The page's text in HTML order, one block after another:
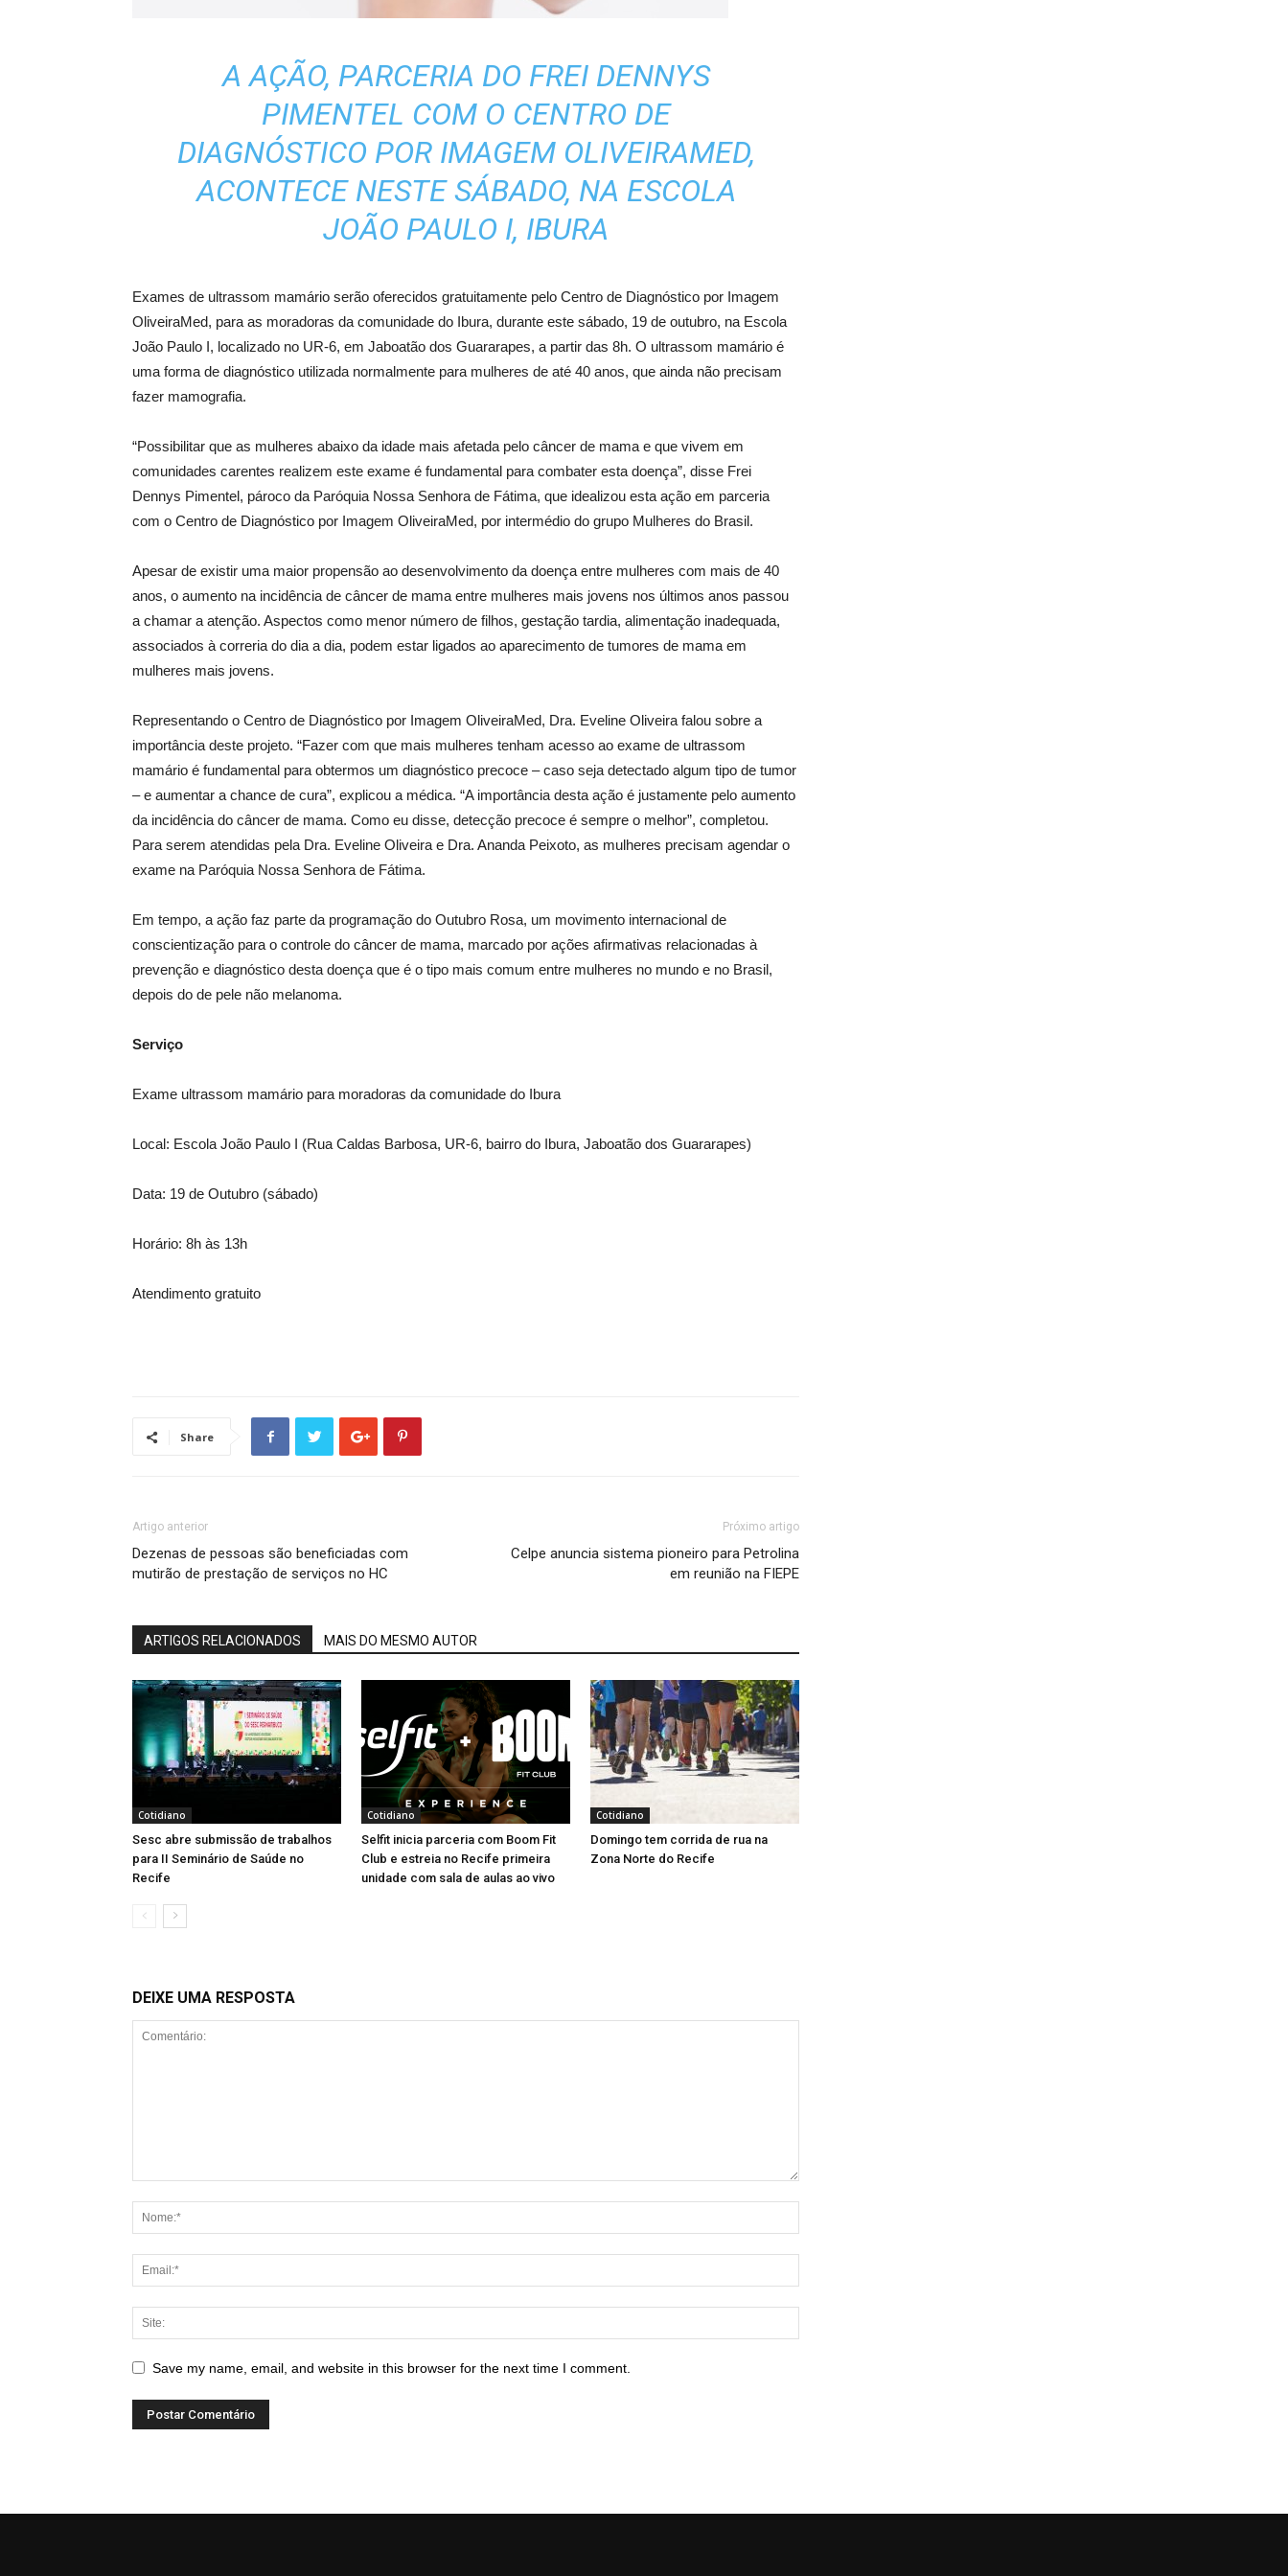
A AÇÃO, PARCERIA DO FREI DENNYS
PIMENTEL COM O CENTRO DE
DIAGNÓSTICO POR IMAGEM OLIVEIRAMED,
ACONTECE NESTE SÁBADO, NA ESCOLA
JOÃO PAULO I, IBURA
Exames de ultrassom mamário serão oferecidos gratuitamente pelo Centro de Diagnóstico por Imagem
OliveiraMed, para as moradoras da comunidade do Ibura, durante este sábado, 19 de outubro, na Escola
João Paulo I, localizado no UR-6, em Jaboatão dos Guararapes, a partir das 8h. O ultrassom mamário é
uma forma de diagnóstico utilizada normalmente para mulheres de até 40 anos, que ainda não precisam
fazer mamografia.
“Possibilitar que as mulheres abaixo da idade mais afetada pelo câncer de mama e que vivem em
comunidades carentes realizem este exame é fundamental para combater esta doença”, disse Frei
Dennys Pimentel, pároco da Paróquia Nossa Senhora de Fátima, que idealizou esta ação em parceria
com o Centro de Diagnóstico por Imagem OliveiraMed, por intermédio do grupo Mulheres do Brasil.
Apesar de existir uma maior propensão ao desenvolvimento da doença entre mulheres com mais de 40
anos, o aumento na incidência de câncer de mama entre mulheres mais jovens nos últimos anos passou
a chamar a atenção. Aspectos como menor número de filhos, gestação tardia, alimentação inadequada,
associados à correria do dia a dia, podem estar ligados ao aparecimento de tumores de mama em
mulheres mais jovens.
Representando o Centro de Diagnóstico por Imagem OliveiraMed, Dra. Eveline Oliveira falou sobre a
importância deste projeto. “Fazer com que mais mulheres tenham acesso ao exame de ultrassom
mamário é fundamental para obtermos um diagnóstico precoce – caso seja detectado algum tipo de tumor
– e aumentar a chance de cura”, explicou a médica. “A importância desta ação é justamente pelo aumento
da incidência do câncer de mama. Como eu disse, detecção precoce é sempre o melhor”, completou.
Para serem atendidas pela Dra. Eveline Oliveira e Dra. Ananda Peixoto, as mulheres precisam agendar o
exame na Paróquia Nossa Senhora de Fátima.
Em tempo, a ação faz parte da programação do Outubro Rosa, um movimento internacional de
conscientização para o controle do câncer de mama, marcado por ações afirmativas relacionadas à
prevenção e diagnóstico desta doença que é o tipo mais comum entre mulheres no mundo e no Brasil,
depois do de pele não melanoma.
Serviço
Exame ultrassom mamário para moradoras da comunidade do Ibura
Local: Escola João Paulo I (Rua Caldas Barbosa, UR-6, bairro do Ibura, Jaboatão dos Guararapes)
Data: 19 de Outubro (sábado)
Horário: 8h às 13h
Atendimento gratuito
Share
Artigo anterior
Dezenas de pessoas são beneficiadas com
mutirão de prestação de serviços no HC
Próximo artigo
Celpe anuncia sistema pioneiro para Petrolina
em reunião na FIEPE
ARTIGOS RELACIONADOS MAIS DO MESMO AUTOR
Cotidiano
Sesc abre submissão de trabalhos
para II Seminário de Saúde no
Recife
Cotidiano
Selfit inicia parceria com Boom Fit
Club e estreia no Recife primeira
unidade com sala de aulas ao vivo
Cotidiano
Domingo tem corrida de rua na
Zona Norte do Recife
DEIXE UMA RESPOSTA
Save my name, email, and website in this browser for the next time I comment.